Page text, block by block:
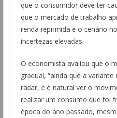
que o consumidor deve ter
que o mercado de trabalho
renda reprimida e o cenário
incertezas elevadas.
O economista avaliou que o
gradual, “ainda que a
radar, e é natural ver o
realizar um consumo que foi
época do ano passado,